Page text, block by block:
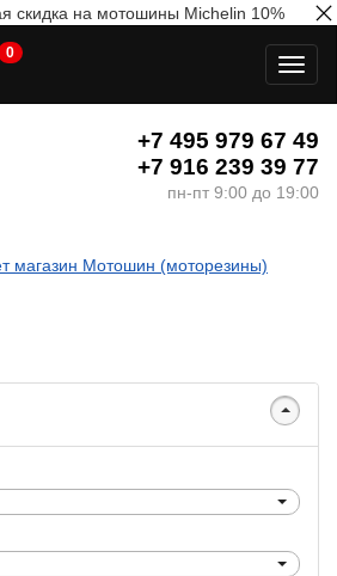
0
+7 495 979 67 49
+7 916 239 39 77
пн-пт 9:00 до 19:00
магазин Мотошин (моторезины)